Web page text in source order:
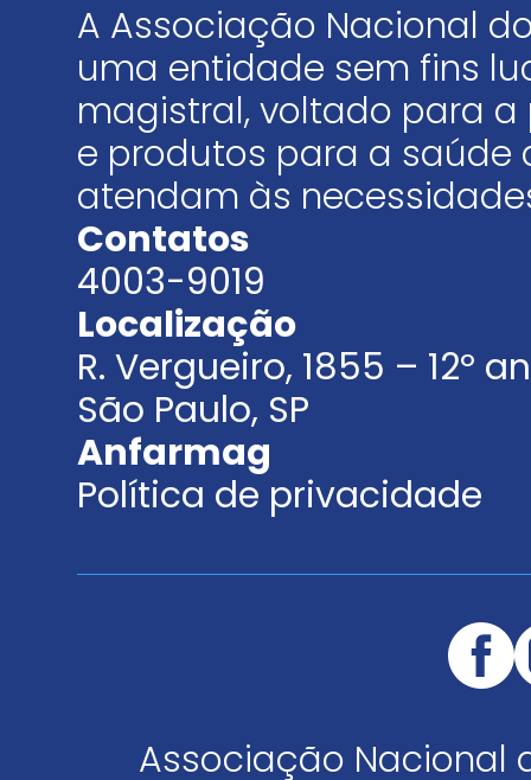
A Associação Nacional
uma entidade sem fins
magistral, voltado para
e produtos para a saúde
atendam às
Contatos
4003-9019
Localização
R. Vergueiro, 1855 – 12º
São Paulo, SP
Anfarmag
Política de privacidade
Associação Nacional